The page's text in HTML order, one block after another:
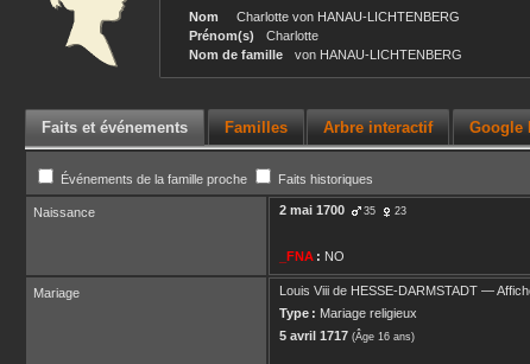
Nom Charlotte von HANAU-LICHTENBERG
Prénom(s)
Charlotte
Nom de famille
von HANAU-LICHTENBERG
Faits et événements Familles Arbre interactif Google
Événements de la famille proche Faits historiques
Naissance 2 mai 1700 35 23
_FNA : NO
Mariage Louis Viii de HESSE-DARMSTADT —
Type : Mariage religieux
5 avril 1717 (Âge 16 ans)